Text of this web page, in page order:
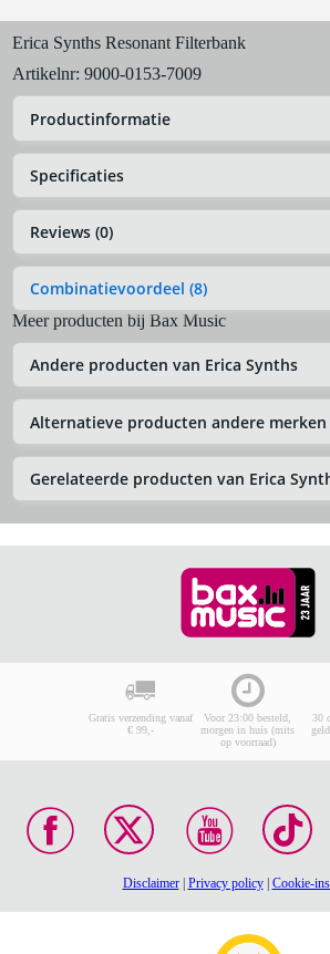
Erica Synths Resonant Filterbank
Artikelnr: 9000-0153-7009
Productinformatie
Specificaties
Reviews (0)
Combinatievoordeel (8)
Meer producten bij Bax Music
Andere producten van Erica Synths
Alternatieve producten andere merken
Gerelateerde producten van Erica
Gratis verzending vanaf
€ 99,-
Voor 23:00 besteld,
morgen in huis (mits
op voorraad)
30
Disclaimer| Privacy policy| Cookie-